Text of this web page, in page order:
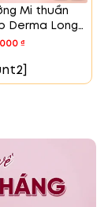
Mi thuần
Derma Long
₫